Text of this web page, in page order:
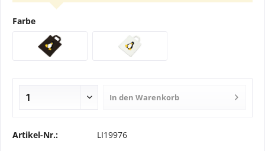
Farbe
In den Warenkorb
Artikel-Nr.: LI19976